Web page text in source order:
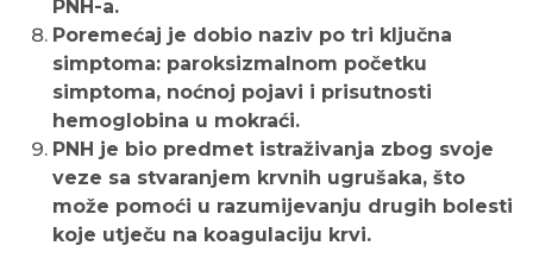
PNH-a.
Poremećaj je dobio naziv po tri ključna
simptoma: paroksizmalnom početku
simptoma, noćnoj pojavi i prisutnosti
hemoglobina u mokraći.
PNH je bio predmet istraživanja zbog svoje
veze sa stvaranjem krvnih ugrušaka, što
može pomoći u razumijevanju drugih bolesti
koje utječu na koagulaciju krvi.